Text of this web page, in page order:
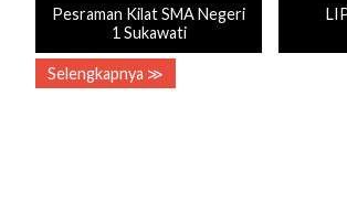
Pesraman Kilat SMA Negeri
1 Sukawati
Selengkapnya ≫